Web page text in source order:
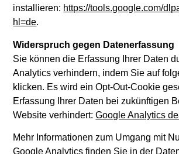
installieren: https://tools.google.com/
hl=de.
Widerspruch gegen Datenerfassung
Sie können die Erfassung Ihrer Daten
Analytics verhindern, indem Sie auf
klicken. Es wird ein Opt-Out-Cookie
Erfassung Ihrer Daten bei zukünftigen
Website verhindert:Google Analytics
Mehr Informationen zum Umgang mit
Google Analytics finden Sie in der